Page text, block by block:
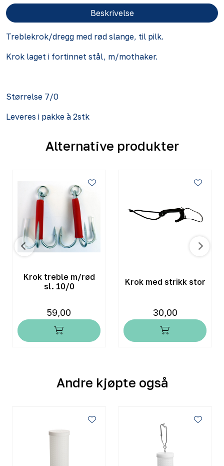
Beskrivelse
Treblekrok/dregg med rød slange, til pilk.
Krok laget i fortinnet stål, m/mothaker.
Størrelse 7/0
Leveres i pakke à 2stk
Alternative produkter
Krok treble m/rød
sl. 10/0
59,00
Krok med strikk stor
30,00
Andre kjøpte også